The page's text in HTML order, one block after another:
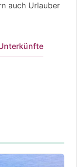
auch Urlauber